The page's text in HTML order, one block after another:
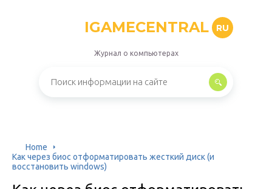
IGAMECENTRAL RU
Журнал о компьютерах
Home
Как через биос отформатировать жесткий диск (и
восстановить windows)